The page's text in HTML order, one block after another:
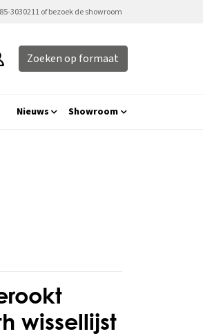
3030211 of bezoek de showroom
Zoeken op formaat
Nieuws Showroom
wissellijst